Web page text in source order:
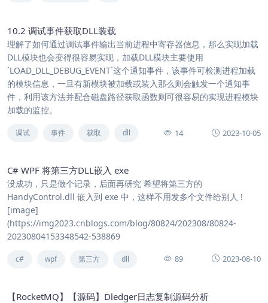
10.2 调试事件获取DLL装载
理解了如何通过调试事件输出当前进程中寄存器信息，那么实现加载
DLL模块也会变得很容易实现，加载DLL模块主要使用
`LOAD_DLL_DEBUG_EVENT`这个通知事件，该事件可检测进程加载
的模块信息，一旦有新模块被加载或装入那么则会触发一个通知事
件，利用该方法并配合磁盘路径获取函数则可很容易的实现进程模块
加载的监控。
调试 事件 获取 dll 14 2023-10-05
C# WPF 将第三方DLL嵌入 exe
没成功，只是做个记录，后面再研究 希望将第三方的
HandyControl.dll 嵌入到 exe 中，这样不用发多个文件给别人 !
[image]
(https://img2023.cnblogs.com/blog/80824/202308/80824-
20230804153348542-538869
c# wpf 第三方 dll 89 2023-08-10
【RocketMQ】【源码】Dledger日志复制源码分析